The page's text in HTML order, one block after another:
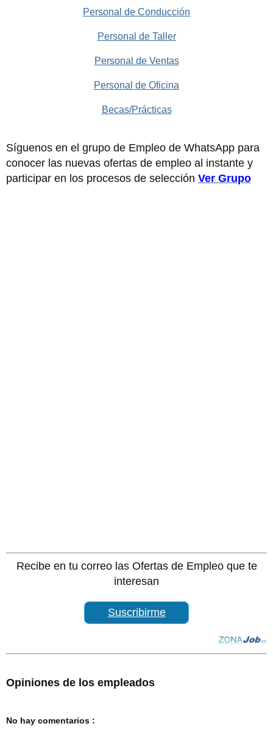
Personal de Conducción
Personal de Taller
Personal de Ventas
Personal de Oficina
Becas/Prácticas
Síguenos en el grupo de Empleo de WhatsApp para
conocer las nuevas ofertas de empleo al instante y
participar en los procesos de selección Ver Grupo
Recibe en tu correo las Ofertas de Empleo que te
interesan
Suscribirme
Opiniones de los empleados
No hay comentarios :